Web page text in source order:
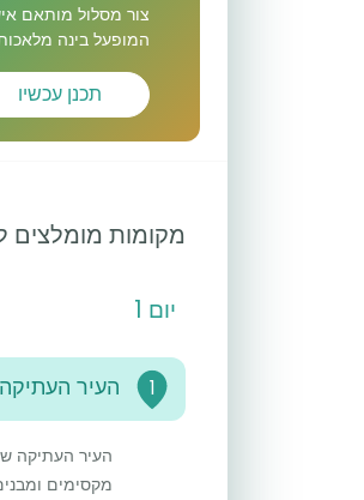
צור מסלול מותאם
המופעל בינה
תכנן עכשיו
מקומות מומלצים
יום 1
1 העיר העתיקה
העיר העתיקה
מקסימים